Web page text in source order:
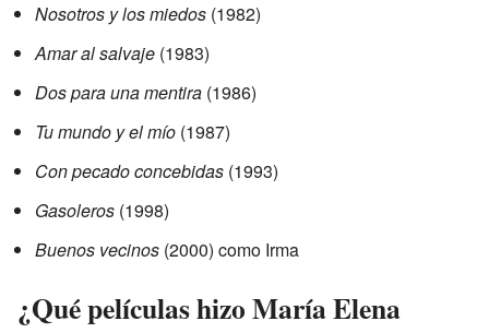
Nosotros y los miedos (1982)
Amar al salvaje (1983)
Dos para una mentira (1986)
Tu mundo y el mío (1987)
Con pecado concebidas (1993)
Gasoleros (1998)
Buenos vecinos (2000) como Irma
¿Qué películas hizo María Elena